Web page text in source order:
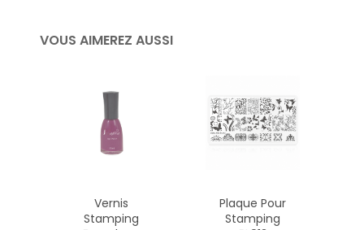
VOUS AIMEREZ AUSSI
Vernis
Stamping
Plaque Pour
Stamping